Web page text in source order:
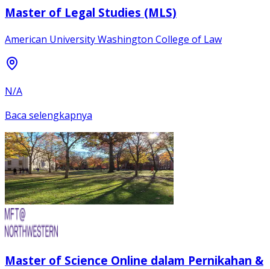
Master of Legal Studies (MLS)
American University Washington College of Law
N/A
Baca selengkapnya
Master of Science Online dalam Pernikahan &